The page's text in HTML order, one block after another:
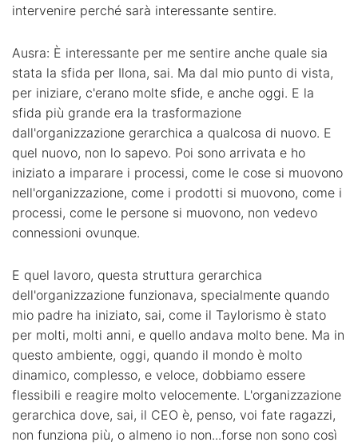
intervenire perché sarà interessante sentire.
Ausra: È interessante per me sentire anche quale sia
stata la sfida per Ilona, sai. Ma dal mio punto di vista,
per iniziare, c'erano molte sfide, e anche oggi. E la
sfida più grande era la trasformazione
dall'organizzazione gerarchica a qualcosa di nuovo. E
quel nuovo, non lo sapevo. Poi sono arrivata e ho
iniziato a imparare i processi, come le cose si muovono
nell'organizzazione, come i prodotti si muovono, come i
processi, come le persone si muovono, non vedevo
connessioni ovunque.
E quel lavoro, questa struttura gerarchica
dell'organizzazione funzionava, specialmente quando
mio padre ha iniziato, sai, come il Taylorismo è stato
per molti, molti anni, e quello andava molto bene. Ma in
questo ambiente, oggi, quando il mondo è molto
dinamico, complesso, e veloce, dobbiamo essere
flessibili e reagire molto velocemente. L'organizzazione
gerarchica dove, sai, il CEO è, penso, voi fate ragazzi,
non funziona più, o almeno io non...forse non sono così